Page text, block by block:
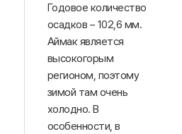
Годовое количество
осадков – 102,6 мм.
Аймак является
высокогорым
регионом, поэтому
зимой там очень
холодно. В
особенности, в